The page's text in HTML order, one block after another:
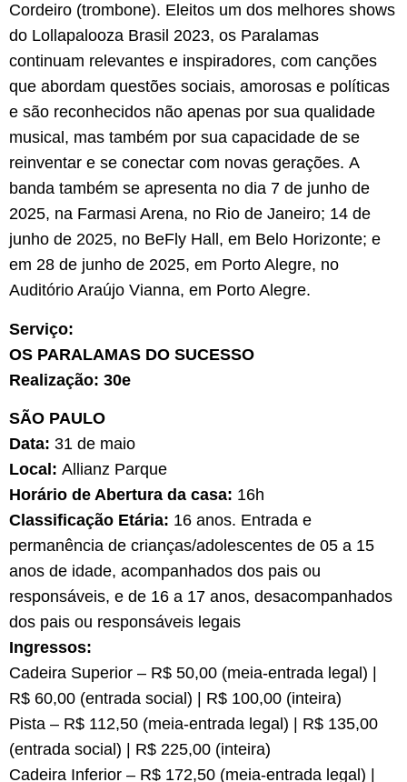
Cordeiro (trombone). Eleitos um dos melhores shows
do Lollapalooza Brasil 2023, os Paralamas
continuam relevantes e inspiradores, com canções
que abordam questões sociais, amorosas e políticas
e são reconhecidos não apenas por sua qualidade
musical, mas também por sua capacidade de se
reinventar e se conectar com novas gerações. A
banda também se apresenta no dia 7 de junho de
2025, na Farmasi Arena, no Rio de Janeiro; 14 de
junho de 2025, no BeFly Hall, em Belo Horizonte; e
em 28 de junho de 2025, em Porto Alegre, no
Auditório Araújo Vianna, em Porto Alegre.
Serviço:
OS PARALAMAS DO SUCESSO
Realização: 30e
SÃO PAULO
Data: 31 de maio
Local: Allianz Parque
Horário de Abertura da casa: 16h
Classificação Etária: 16 anos. Entrada e
permanência de crianças/adolescentes de 05 a 15
anos de idade, acompanhados dos pais ou
responsáveis, e de 16 a 17 anos, desacompanhados
dos pais ou responsáveis legais
Ingressos:
Cadeira Superior – R$ 50,00 (meia-entrada legal) |
R$ 60,00 (entrada social) | R$ 100,00 (inteira)
Pista – R$ 112,50 (meia-entrada legal) | R$ 135,00
(entrada social) | R$ 225,00 (inteira)
Cadeira Inferior – R$ 172,50 (meia-entrada legal) |